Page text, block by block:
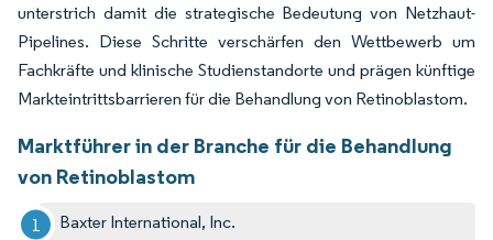
unterstrich damit die strategische Bedeutung von Netzhaut-
Pipelines. Diese Schritte verschärfen den Wettbewerb um
Fachkräfte und klinische Studienstandorte und prägen künftige
Markteintrittsbarrieren für die Behandlung von Retinoblastom.
Marktführer in der Branche für die Behandlung
von Retinoblastom
Baxter International, Inc.